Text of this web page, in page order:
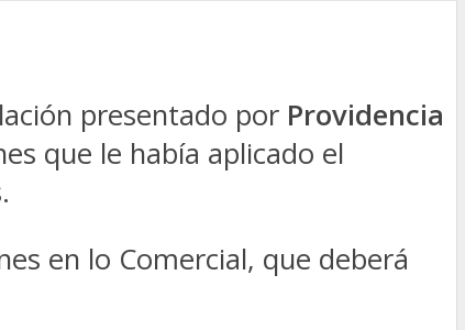
presentado por Providencia
que le había aplicado el
en lo Comercial, que deberá